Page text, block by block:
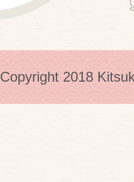
Copyright 2018